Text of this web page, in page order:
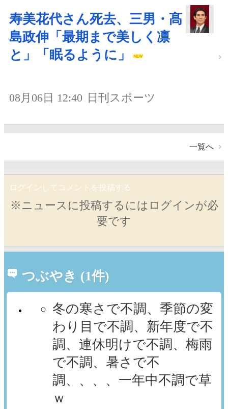
寿美花代さん死去、三男・髙
島政伸「最期まで美しく凛
と」「眠るように」
08月06日 12:40 日刊スポーツ
一覧へ
ログインしてコメントを投稿する
※ニュースに投稿するにはログインが必
要です
つぶやき (1件)
冬の寒さで不調、季節の変
わり目で不調、新年度で不
調、連休明けで不調、梅雨
で不調、暑さで不
調、、、、一年中不調で草
ｗ